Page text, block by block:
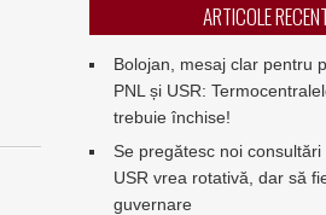
ARTICOLE
Bolojan, mesaj clar pentru
PNL și USR:
trebuie închise!
Se pregătesc noi
USR vrea rotativă, dar să
guvernare